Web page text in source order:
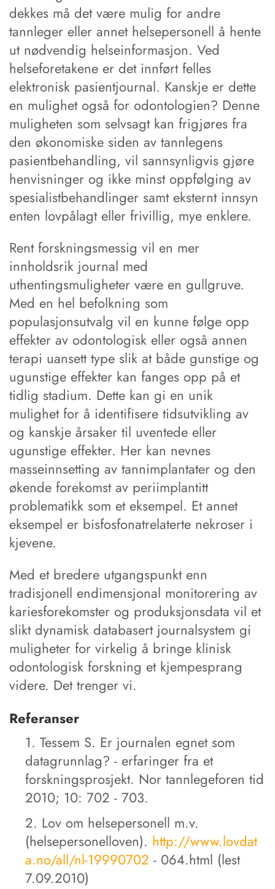
dekkes må det være mulig for andre
tannleger eller annet helsepersonell å hente
ut nødvendig helseinformasjon. Ved
helseforetakene er det innført felles
elektronisk pasientjournal. Kanskje er dette
en mulighet også for odontologien? Denne
muligheten som selvsagt kan frigjøres fra
den økonomiske siden av tannlegens
pasientbehandling, vil sannsynligvis gjøre
henvisninger og ikke minst oppfølging av
spesialistbehandlinger samt eksternt innsyn
enten lovpålagt eller frivillig, mye enklere.
Rent forskningsmessig vil en mer
innholdsrik journal med
uthentingsmuligheter være en gullgruve.
Med en hel befolkning som
populasjonsutvalg vil en kunne følge opp
effekter av odontologisk eller også annen
terapi uansett type slik at både gunstige og
ugunstige effekter kan fanges opp på et
tidlig stadium. Dette kan gi en unik
mulighet for å identifisere tidsutvikling av
og kanskje årsaker til uventede eller
ugunstige effekter. Her kan nevnes
masseinnsetting av tannimplantater og den
økende forekomst av periimplantitt
problematikk som et eksempel. Et annet
eksempel er bisfosfonatrelaterte nekroser i
kjevene.
Med et bredere utgangspunkt enn
tradisjonell endimensjonal monitorering av
kariesforekomster og produksjonsdata vil et
slikt dynamisk databasert journalsystem gi
muligheter for virkelig å bringe klinisk
odontologisk forskning et kjempesprang
videre. Det trenger vi.
Referanser
1. Tessem S. Er journalen egnet som
datagrunnlag? - erfaringer fra et
forskningsprosjekt. Nor tannlegeforen tid
2010; 10: 702 - 703.
2. Lov om helsepersonell m.v.
(helsepersonelloven). http://www.lovdat
a.no/all/nl-19990702 - 064.html (lest
7.09.2010)